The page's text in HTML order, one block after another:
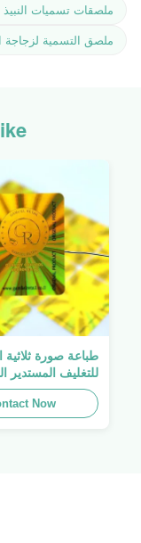
ملصقات تسميات
ملصق التسمية لزجاجة
طباعة صورة ثلاثية
للتغليف المستدير
للطباعة ، الملصق
صفائح لاصقة ذاتية
Now